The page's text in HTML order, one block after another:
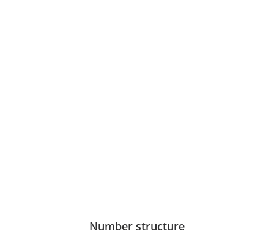
Number structure